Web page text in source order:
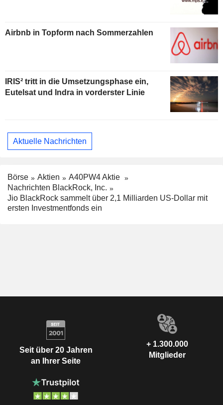
Airbnb in Topform nach Sommerzahlen
IRIS² tritt in die Umsetzungsphase ein,
Eutelsat und Indra in vorderster Linie
Aktuelle Nachrichten
Börse Aktien
A40PW4 Aktie
Nachrichten BlackRock, Inc.
Jio BlackRock sammelt über 2,1 Milliarden US-Dollar mit
ersten Investmentfonds ein
Seit über 20 Jahren
an Ihrer Seite
+ 1.300.000
Mitglieder